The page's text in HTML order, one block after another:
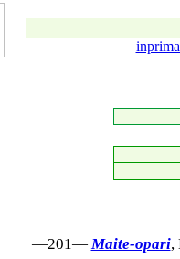
—201—Maite-opari,